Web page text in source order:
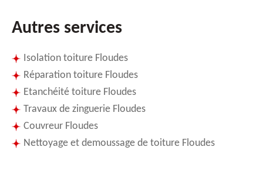
Autres services
Isolation toiture Floudes
Réparation toiture Floudes
Etanchéité toiture Floudes
Travaux de zinguerie Floudes
Couvreur Floudes
Nettoyage et demoussage de toiture Floudes